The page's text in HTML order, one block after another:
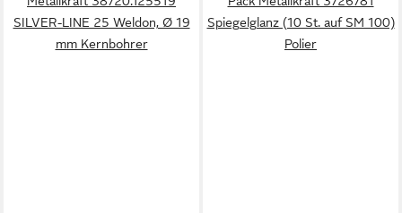
SILVER-LINE 25 Weldon, Ø 19
mm Kernbohrer
Spiegelglanz (10 St. auf SM 100)
Polier